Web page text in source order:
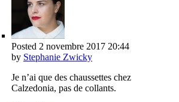
Posted 2 novembre 2017 20:44
by Stephanie Zwicky
Je n’ai que des chaussettes chez
Calzedonia, pas de collants.